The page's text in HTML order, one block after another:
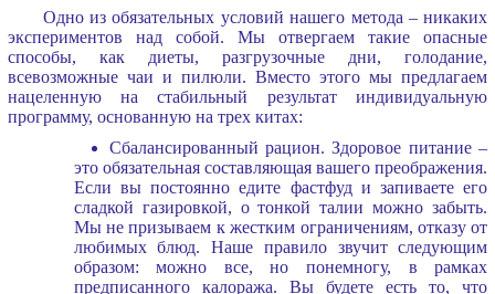
Одно из обязательных условий нашего метода – никаких
экспериментов над собой. Мы отвергаем такие опасные
способы, как диеты, разгрузочные дни, голодание,
всевозможные чаи и пилюли. Вместо этого мы предлагаем
нацеленную на стабильный результат индивидуальную
программу, основанную на трех китах:
Сбалансированный рацион. Здоровое питание –
это обязательная составляющая вашего преображения.
Если вы постоянно едите фастфуд и запиваете его
сладкой газировкой, о тонкой талии можно забыть.
Мы не призываем к жестким ограничениям, отказу от
любимых блюд. Наше правило звучит следующим
образом: можно все, но понемногу, в рамках
предписанного калоража. Вы будете есть то, что